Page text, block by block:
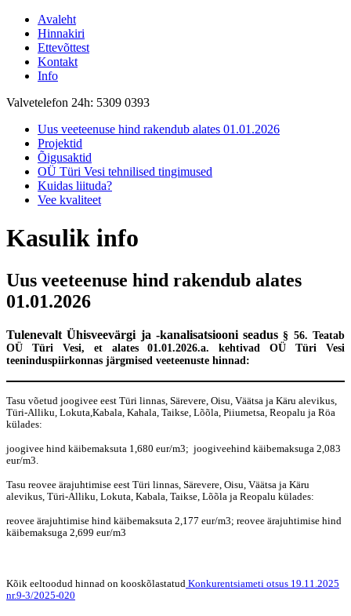
Avaleht
Hinnakiri
Ettevõttest
Kontakt
Info
Valvetelefon 24h: 5309 0393
Uus veeteenuse hind rakendub alates 01.01.2026
Projektid
Õigusaktid
OÜ Türi Vesi tehnilised tingimused
Kuidas liituda?
Vee kvaliteet
Kasulik info
Uus veeteenuse hind rakendub alates
01.01.2026
Tulenevalt Ühisveevärgi ja -kanalisatsiooni seadus § 56. Teatab
OÜ Türi Vesi, et alates 01.01.2026.a. kehtivad OÜ Türi Vesi
teeninduspiirkonnas järgmised veeteenuste hinnad:
Tasu võetud joogivee eest Türi linnas, Särevere, Oisu, Väätsa ja Käru alevikus,
Türi-Alliku, Lokuta,Kabala, Kahala, Taikse, Lõõla, Piiumetsa, Reopalu ja Röa
külades:
joogivee hind käibemaksuta 1,680 eur/m3; joogiveehind käibemaksuga 2,083
eur/m3.
Tasu reovee ärajuhtimise eest Türi linnas, Särevere, Oisu, Väätsa ja Käru
alevikus, Türi-Alliku, Lokuta, Kabala, Taikse, Lõõla ja Reopalu külades:
reovee ärajuhtimise hind käibemaksuta 2,177 eur/m3; reovee ärajuhtimise hind
käibemaksuga 2,699 eur/m3
Kõik eeltoodud hinnad on kooskõlastatud Konkurentsiameti otsus 19.11.2025
nr.9-3/2025-020